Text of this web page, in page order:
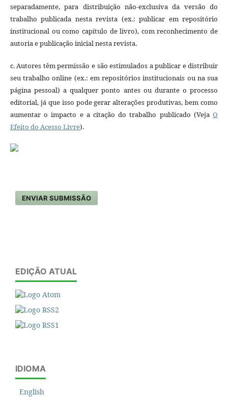
separadamente, para distribuição não-exclusiva da versão do
trabalho publicada nesta revista (ex.: publicar em repositório
institucional ou como capítulo de livro), com reconhecimento de
autoria e publicação inicial nesta revista.
c. Autores têm permissão e são estimulados a publicar e distribuir
seu trabalho online (ex.: em repositórios institucionais ou na sua
página pessoal) a qualquer ponto antes ou durante o processo
editorial, já que isso pode gerar alterações produtivas, bem como
aumentar o impacto e a citação do trabalho publicado (VejaO
Efeito do Acesso Livre).
ENVIAR SUBMISSÃO
EDIÇÃO ATUAL
IDIOMA
English